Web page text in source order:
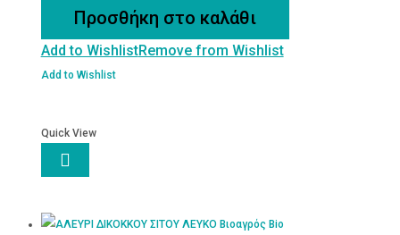
ποσότηταΠροσθήκη στο καλάθι
Add to WishlistRemove from Wishlist
Add to Wishlist
Quick View
